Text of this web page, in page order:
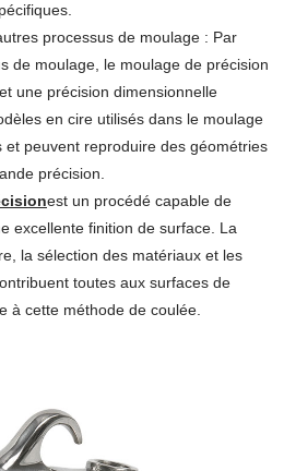
processus de moulage : Par
de moulage, le moulage de précision
une précision dimensionnelle
en cire utilisés dans le moulage
peuvent reproduire des géométries
précision.
est un procédé capable de
excellente finition de surface. La
la sélection des matériaux et les
toutes aux surfaces de
à cette méthode de coulée.